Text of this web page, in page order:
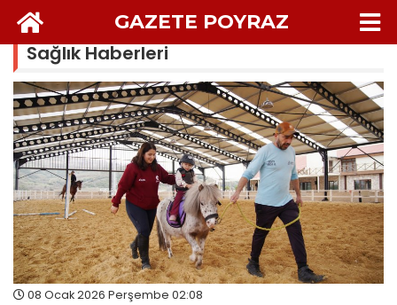
GAZETE POYRAZ
Sağlık Haberleri
08 Ocak 2026 Perşembe 02:08